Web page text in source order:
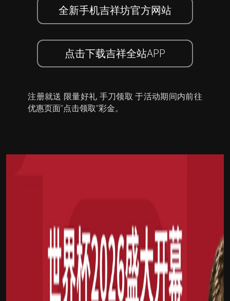
全新手机吉祥坊官方网站
点击下载吉祥全站APP
注册就送 限量好礼 手刀领取 于活动期间内前往
优惠页面”点击领取”彩金。